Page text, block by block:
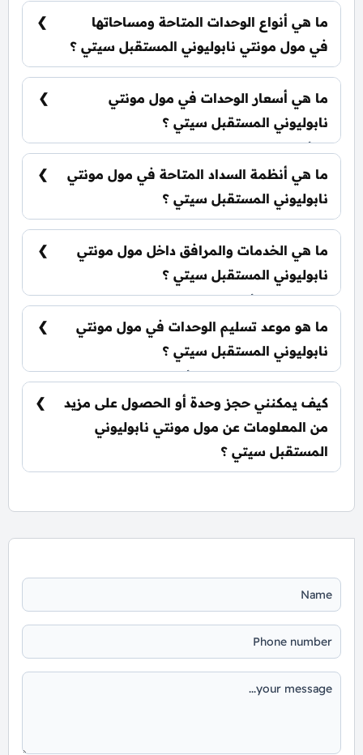
سيتي بالقرب من العاصمة الادارية الجديدة.
ما هي أنواع الوحدات المتاحة ومساحاتها
في مول مونتي نابوليوني المستقبل سيتي ؟
يضم المول مجموعة متنوعة من الوحدات
مكاتب إدارية: تبدأ من 25 متر² عيادات طبية: تبدأ من
43 متر²
ما هي أسعار الوحدات في مول مونتي
نابوليوني المستقبل سيتي ؟
تبدأ الأسعار من 3,104,188 جنيه وتختلف حسب نوع
الوحدة والمساحة، كما أن الأسعار قابلة للتغيير حسب
تطورات السوق.
ما هي أنظمة السداد المتاحة في مول مونتي
نابوليوني المستقبل سيتي ؟
يمكنك حجز وحدتك بدفع مقدم 10% فقط، كما يتم
تقسيط الباقي على فترة تصل إلي 7 سنوات بدون أي
فوائد.
ما هي الخدمات والمرافق داخل مول مونتي
نابوليوني المستقبل سيتي ؟
يشمل المول أنظمة ذكية، سلالم ومصاعد بانورامية،
أسرع مولدات كهربائية وإطفاء حرائق، جراجات
واسعة، وحراسات أمنية مشددة.
ما هو موعد تسليم الوحدات في مول مونتي
نابوليوني المستقبل سيتي ؟
يتم تسليم الوحدات خلال أربع سنوات من تاريخ
التعاقد، مع إمكانية التسليم نصف تشطيب أو
تشطيب كامل حسب رغبة العميل.
كيف يمكنني حجز وحدة أو الحصول على مزيد
من المعلومات عن مول مونتي نابوليوني
المستقبل سيتي ؟